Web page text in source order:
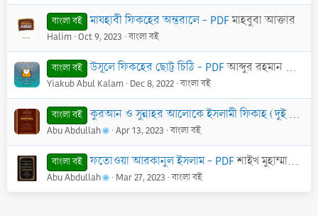
বাংলা বই মাযহাবী ফিকহের অন্তরালে - PDFমাহবুবা আক্তার
Halim Oct 9, 2023 বাংলা বই
বাংলা বই উসূলে ফিকহের ছোট্ট চিঠি - PDFআব্দুর রহমান বিন নাসের আস-সা'দী (রাহি.)
Yiakub Abul Kalam Dec 8, 2022 বাংলা বই
বাংলা বই কুরআন ও সুন্নাহর আলোকে ইসলামী ফিকাহ (দুই খণ্ড একত্রে) - PDF
Abu Abdullah Apr 13, 2023 বাংলা বই
বাংলা বই ফতোওয়া আরকানুল ইসলাম - PDFশাইখ মুহাম্মাদ বিন সালেহ আল-উছায়মীন (রহ.)
Abu Abdullah Mar 27, 2023 বাংলা বই